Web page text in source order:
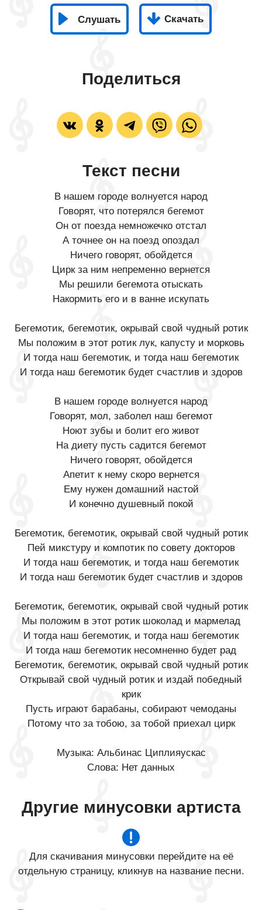
Слушать Скачать
Поделиться
Текст песни
В нашем городе волнуется народ
Говорят, что потерялся бегемот
Он от поезда немножечко отстал
А точнее он на поезд опоздал
Ничего говорят, обойдется
Цирк за ним непременно вернется
Мы решили бегемота отыскать
Накормить его и в ванне искупать
Бегемотик, бегемотик, окрывай свой чудный ротик
Мы положим в этот ротик лук, капусту и морковь
И тогда наш бегемотик, и тогда наш бегемотик
И тогда наш бегемотик будет счастлив и здоров
В нашем городе волнуется народ
Говорят, мол, заболел наш бегемот
Ноют зубы и болит его живот
На диету пусть садится бегемот
Ничего говорят, обойдется
Апетит к нему скоро вернется
Ему нужен домашний настой
И конечно душевный покой
Бегемотик, бегемотик, окрывай свой чудный ротик
Пей микстуру и компотик по совету докторов
И тогда наш бегемотик, и тогда наш бегемотик
И тогда наш бегемотик будет счастлив и здоров
Бегемотик, бегемотик, окрывай свой чудный ротик
Мы положим в этот ротик шоколад и мармелад
И тогда наш бегемотик, и тогда наш бегемотик
И тогда наш бегемотик несомненно будет рад
Бегемотик, бегемотик, окрывай свой чудный ротик
Открывай свой чудный ротик и издай победный
крик
Пусть играют барабаны, собирают чемоданы
Потому что за тобою, за тобой приехал цирк
Музыка: Альбинас Циплияускас
Слова: Нет данных
Другие минусовки артиста
Для скачивания минусовки перейдите на её
отдельную страницу, кликнув на название песни.